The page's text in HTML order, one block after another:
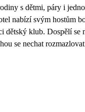
s dětmi, páry i
nabízí svým hostům
dětský klub. Dospělí se
se nechat